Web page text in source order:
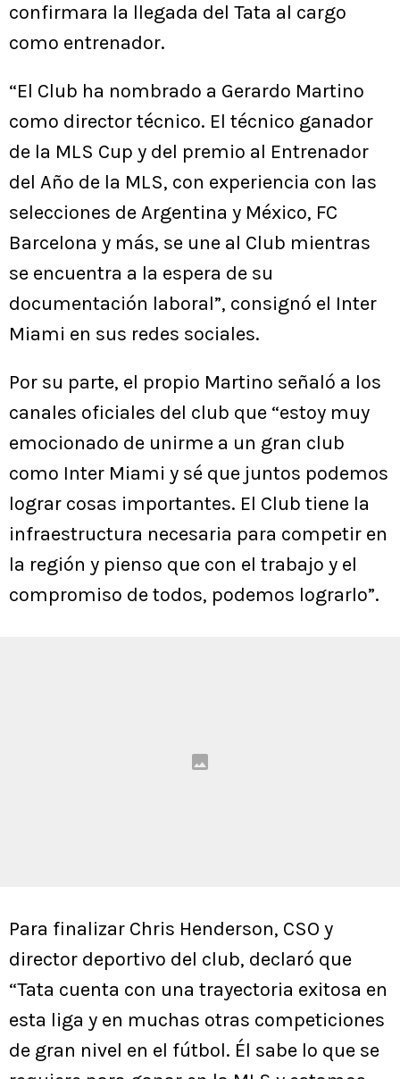
confirmara la llegada del Tata al cargo
como entrenador.
“El Club ha nombrado a Gerardo Martino
como director técnico. El técnico ganador
de la MLS Cup y del premio al Entrenador
del Año de la MLS, con experiencia con las
selecciones de Argentina y México, FC
Barcelona y más, se une al Club mientras
se encuentra a la espera de su
documentación laboral”, consignó el Inter
Miami en sus redes sociales.
Por su parte, el propio Martino señaló a los
canales oficiales del club que “estoy muy
emocionado de unirme a un gran club
como Inter Miami y sé que juntos podemos
lograr cosas importantes. El Club tiene la
infraestructura necesaria para competir en
la región y pienso que con el trabajo y el
compromiso de todos, podemos lograrlo”.
Para finalizar Chris Henderson, CSO y
director deportivo del club, declaró que
“Tata cuenta con una trayectoria exitosa en
esta liga y en muchas otras competiciones
de gran nivel en el fútbol. Él sabe lo que se